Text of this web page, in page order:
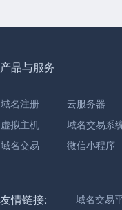
产品与服务
域名注册
云服务器
虚拟主机
域名交易系
域名交易
微信小程序
友情链接: 域名交易